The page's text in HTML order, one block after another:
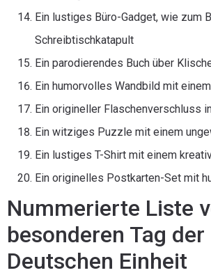
Ein lustiges Büro-Gadget, wie zum
Schreibtischkatapult
Ein parodierendes Buch über
Ein humorvolles Wandbild mit
Ein origineller Flaschenverschluss
Ein witziges Puzzle mit einem
Ein lustiges T-Shirt mit einem
Ein originelles Postkarten-Set mit
Nummerierte Liste
besonderen Tag der
Deutschen Einheit